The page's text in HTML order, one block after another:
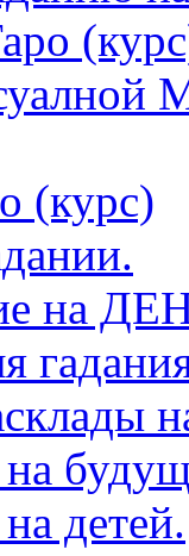
(курс)
на
детей.